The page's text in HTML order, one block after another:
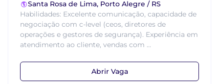
Santa Rosa de Lima, Porto Alegre / RS
Habilidades: Excelente comunicação, capacidade de
negociação com c-level (ceos, diretores de
operações e gestores de segurança). Experiência em
atendimento ao cliente, vendas com ...
Abrir Vaga